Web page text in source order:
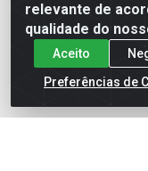
relevante de
qualidade do
Aceito
Preferências de
Ipiranga
Hannas, 101 -
36906-